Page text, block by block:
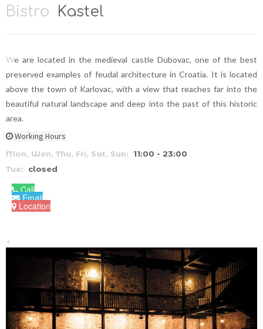
Bistro Kastel
We are located in the medieval castle Dubovac, one of the best
preserved examples of feudal architecture in Croatia. It is located
above the town of Karlovac, with a view that reaches far into the
beautiful natural landscape and deep into the past of this historic
area.
Working Hours
Mon, Wen, Thu, Fri, Sat, Sun:
11:00 - 23:00
Tue:
closed
Call
Email
Location
+